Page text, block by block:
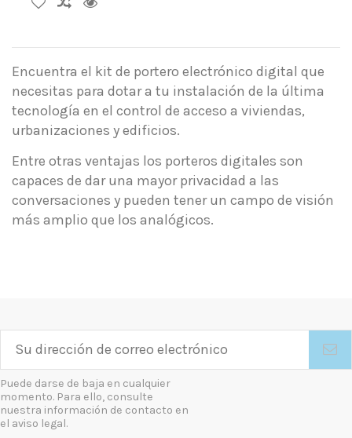
Encuentra el kit de portero electrónico digital que
necesitas para dotar a tu instalación de la última
tecnología en el control de acceso a viviendas,
urbanizaciones y edificios.
Entre otras ventajas los porteros digitales son
capaces de dar una mayor privacidad a las
conversaciones y pueden tener un campo de visión
más amplio que los analógicos.
Puede darse de baja en cualquier
momento. Para ello, consulte
nuestra información de contacto en
el aviso legal.